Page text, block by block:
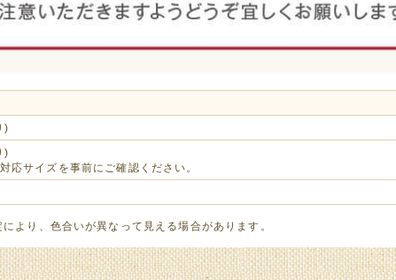
)
)
応サイズを事前にご確認ください。
より、色合いが異なって見える場合があります。